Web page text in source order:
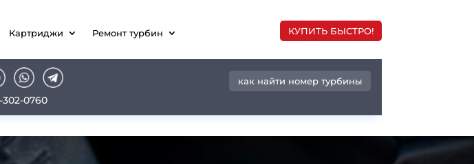
Картриджи Ремонт турбин КУПИТЬ БЫСТРО!
0760
как найти номер турбины